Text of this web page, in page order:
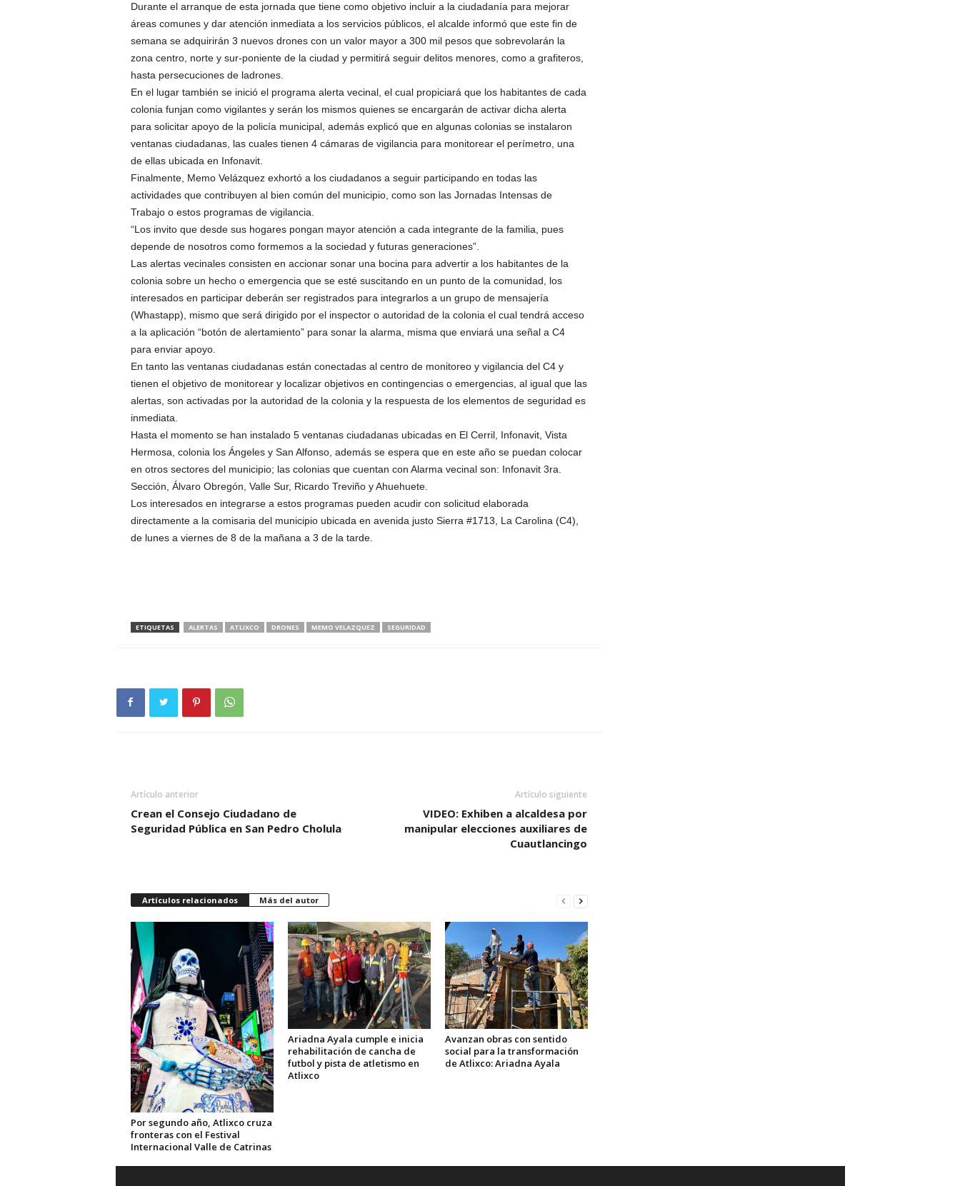
Durante el arranque de esta jornada que tiene como objetivo incluir a la ciudadanía para mejorar
áreas comunes y dar atención inmediata a los servicios públicos, el alcalde informó que este fin de
semana se adquirirán 3 nuevos drones con un valor mayor a 300 mil pesos que sobrevolarán la
zona centro, norte y sur-poniente de la ciudad y permitirá seguir delitos menores, como a grafiteros,
hasta persecuciones de ladrones.
En el lugar también se inició el programa alerta vecinal, el cual propiciará que los habitantes de cada
colonia funjan como vigilantes y serán los mismos quienes se encargarán de activar dicha alerta
para solicitar apoyo de la policía municipal, además explicó que en algunas colonias se instalaron
ventanas ciudadanas, las cuales tienen 4 cámaras de vigilancia para monitorear el perímetro, una
de ellas ubicada en Infonavit.
Finalmente, Memo Velázquez exhortó a los ciudadanos a seguir participando en todas las
actividades que contribuyen al bien común del municipio, como son las Jornadas Intensas de
Trabajo o estos programas de vigilancia.
“Los invito que desde sus hogares pongan mayor atención a cada integrante de la familia, pues
depende de nosotros como formemos a la sociedad y futuras generaciones”.
Las alertas vecinales consisten en accionar sonar una bocina para advertir a los habitantes de la
colonia sobre un hecho o emergencia que se esté suscitando en un punto de la comunidad, los
interesados en participar deberán ser registrados para integrarlos a un grupo de mensajería
(Whastapp), mismo que será dirigido por el inspector o autoridad de la colonia el cual tendrá acceso
a la aplicación “botón de alertamiento” para sonar la alarma, misma que enviará una señal a C4
para enviar apoyo.
En tanto las ventanas ciudadanas están conectadas al centro de monitoreo y vigilancia del C4 y
tienen el objetivo de monitorear y localizar objetivos en contingencias o emergencias, al igual que las
alertas, son activadas por la autoridad de la colonia y la respuesta de los elementos de seguridad es
inmediata.
Hasta el momento se han instalado 5 ventanas ciudadanas ubicadas en El Cerril, Infonavit, Vista
Hermosa, colonia los Ángeles y San Alfonso, además se espera que en este año se puedan colocar
en otros sectores del municipio; las colonias que cuentan con Alarma vecinal son: Infonavit 3ra.
Sección, Álvaro Obregón, Valle Sur, Ricardo Treviño y Ahuehuete.
Los interesados en integrarse a estos programas pueden acudir con solicitud elaborada
directamente a la comisaria del municipio ubicada en avenida justo Sierra #1713, La Carolina (C4),
de lunes a viernes de 8 de la mañana a 3 de la tarde.
ETIQUETAS ALERTAS ATLIXCO DRONES MEMO VELAZQUEZ SEGURIDAD
Artículo anterior
Crean el Consejo Ciudadano de
Seguridad Pública en San Pedro Cholula
Artículo siguiente
VIDEO: Exhiben a alcaldesa por
manipular elecciones auxiliares de
Cuautlancingo
Artículos relacionados Más del autor
Por segundo año, Atlixco cruza
fronteras con el Festival
Internacional Valle de Catrinas
Ariadna Ayala cumple e inicia
rehabilitación de cancha de
futbol y pista de atletismo en
Atlixco
Avanzan obras con sentido
social para la transformación
de Atlixco: Ariadna Ayala